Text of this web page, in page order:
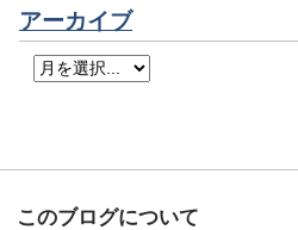
アーカイブ
このブログについて